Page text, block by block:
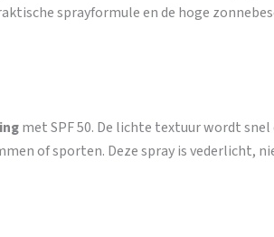
sprayformule en de hoge
met SPF 50. De lichte textuur wordt
of sporten. Deze spray is vederlicht,